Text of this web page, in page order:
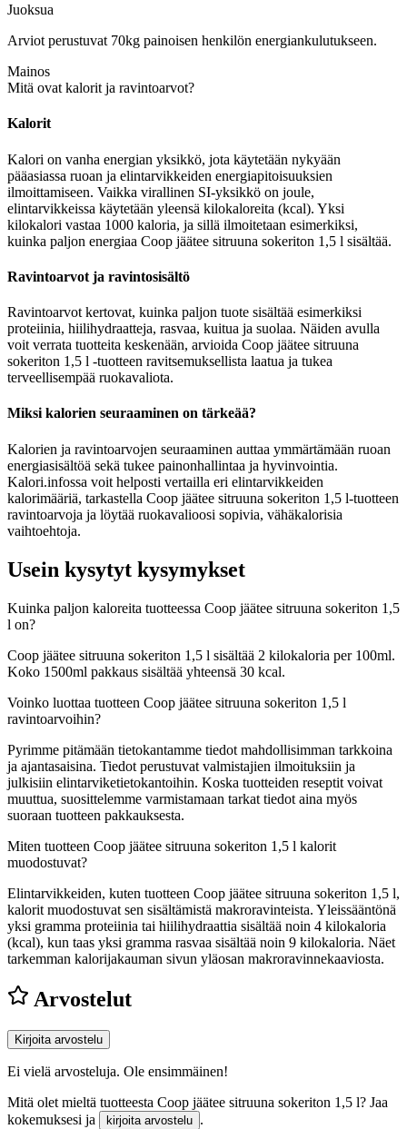
Juoksua
Arviot perustuvat 70kg painoisen henkilön energiankulutukseen.
Mainos
Mitä ovat kalorit ja ravintoarvot?
Kalorit
Kalori on vanha energian yksikkö, jota käytetään nykyään
pääasiassa ruoan ja elintarvikkeiden energiapitoisuuksien
ilmoittamiseen. Vaikka virallinen SI-yksikkö on joule,
elintarvikkeissa käytetään yleensä kilokaloreita (kcal). Yksi
kilokalori vastaa 1000 kaloria, ja sillä ilmoitetaan esimerkiksi,
kuinka paljon energiaa Coop jäätee sitruuna sokeriton 1,5 l sisältää.
Ravintoarvot ja ravintosisältö
Ravintoarvot kertovat, kuinka paljon tuote sisältää esimerkiksi
proteiinia, hiilihydraatteja, rasvaa, kuitua ja suolaa. Näiden avulla
voit verrata tuotteita keskenään, arvioida Coop jäätee sitruuna
sokeriton 1,5 l -tuotteen ravitsemuksellista laatua ja tukea
terveellisempää ruokavaliota.
Miksi kalorien seuraaminen on tärkeää?
Kalorien ja ravintoarvojen seuraaminen auttaa ymmärtämään ruoan
energiasisältöä sekä tukee painonhallintaa ja hyvinvointia.
Kalori.infossa voit helposti vertailla eri elintarvikkeiden
kalorimääriä, tarkastella Coop jäätee sitruuna sokeriton 1,5 l-tuotteen
ravintoarvoja ja löytää ruokavalioosi sopivia, vähäkalorisia
vaihtoehtoja.
Usein kysytyt kysymykset
Kuinka paljon kaloreita tuotteessa Coop jäätee sitruuna sokeriton 1,5
l on?
Coop jäätee sitruuna sokeriton 1,5 l sisältää 2 kilokaloria per 100ml.
Koko 1500ml pakkaus sisältää yhteensä 30 kcal.
Voinko luottaa tuotteen Coop jäätee sitruuna sokeriton 1,5 l
ravintoarvoihin?
Pyrimme pitämään tietokantamme tiedot mahdollisimman tarkkoina
ja ajantasaisina. Tiedot perustuvat valmistajien ilmoituksiin ja
julkisiin elintarviketietokantoihin. Koska tuotteiden reseptit voivat
muuttua, suosittelemme varmistamaan tarkat tiedot aina myös
suoraan tuotteen pakkauksesta.
Miten tuotteen Coop jäätee sitruuna sokeriton 1,5 l kalorit
muodostuvat?
Elintarvikkeiden, kuten tuotteen Coop jäätee sitruuna sokeriton 1,5 l,
kalorit muodostuvat sen sisältämistä makroravinteista. Yleissääntönä
yksi gramma proteiinia tai hiilihydraattia sisältää noin 4 kilokaloria
(kcal), kun taas yksi gramma rasvaa sisältää noin 9 kilokaloria. Näet
tarkemman kalorijakauman sivun yläosan makroravinnekaaviosta.
Arvostelut
Kirjoita arvostelu
Ei vielä arvosteluja. Ole ensimmäinen!
Mitä olet mieltä tuotteesta Coop jäätee sitruuna sokeriton 1,5 l? Jaa
kokemuksesi ja
kirjoita arvostelu .